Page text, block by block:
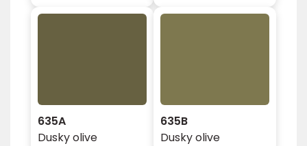
635A
Dusky olive
635B
Dusky olive